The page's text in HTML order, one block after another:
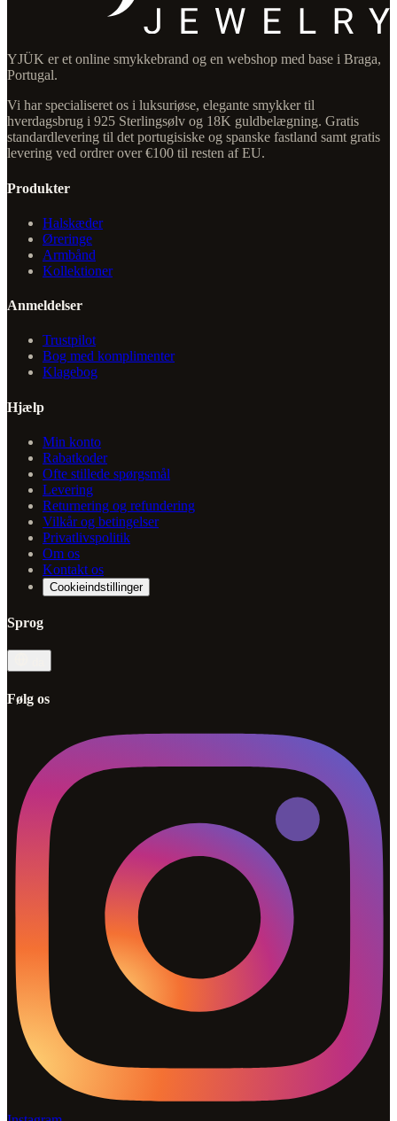
YJÜK er et online smykkebrand og en webshop med base i Braga,
Portugal.
Vi har specialiseret os i luksuriøse, elegante smykker til
hverdagsbrug i 925 Sterlingsølv og 18K guldbelægning. Gratis
standardlevering til det portugisiske og spanske fastland samt gratis
levering ved ordrer over €100 til resten af EU.
Produkter
Halskæder
Øreringe
Armbånd
Kollektioner
Anmeldelser
Trustpilot
Bog med komplimenter
Klagebog
Hjælp
Min konto
Rabatkoder
Ofte stillede spørgsmål
Levering
Returnering og refundering
Vilkår og betingelser
Privatlivspolitik
Om os
Kontakt os
Cookieindstillinger
Sprog
Følg os